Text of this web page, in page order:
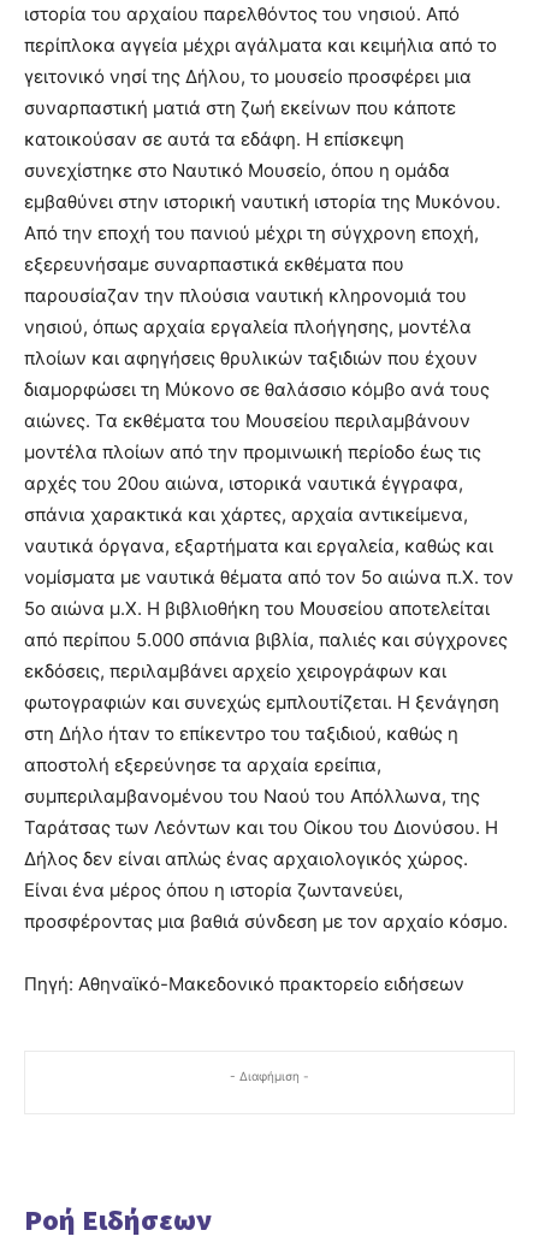
ιστορία του αρχαίου παρελθόντος του νησιού. Από
περίπλοκα αγγεία μέχρι αγάλματα και κειμήλια από το
γειτονικό νησί της Δήλου, το μουσείο προσφέρει μια
συναρπαστική ματιά στη ζωή εκείνων που κάποτε
κατοικούσαν σε αυτά τα εδάφη. Η επίσκεψη
συνεχίστηκε στο Ναυτικό Μουσείο, όπου η ομάδα
εμβαθύνει στην ιστορική ναυτική ιστορία της Μυκόνου.
Από την εποχή του πανιού μέχρι τη σύγχρονη εποχή,
εξερευνήσαμε συναρπαστικά εκθέματα που
παρουσίαζαν την πλούσια ναυτική κληρονομιά του
νησιού, όπως αρχαία εργαλεία πλοήγησης, μοντέλα
πλοίων και αφηγήσεις θρυλικών ταξιδιών που έχουν
διαμορφώσει τη Μύκονο σε θαλάσσιο κόμβο ανά τους
αιώνες. Τα εκθέματα του Μουσείου περιλαμβάνουν
μοντέλα πλοίων από την προμινωική περίοδο έως τις
αρχές του 20ου αιώνα, ιστορικά ναυτικά έγγραφα,
σπάνια χαρακτικά και χάρτες, αρχαία αντικείμενα,
ναυτικά όργανα, εξαρτήματα και εργαλεία, καθώς και
νομίσματα με ναυτικά θέματα από τον 5ο αιώνα π.Χ. τον
5ο αιώνα μ.Χ. Η βιβλιοθήκη του Μουσείου αποτελείται
από περίπου 5.000 σπάνια βιβλία, παλιές και σύγχρονες
εκδόσεις, περιλαμβάνει αρχείο χειρογράφων και
φωτογραφιών και συνεχώς εμπλουτίζεται. Η ξενάγηση
στη Δήλο ήταν το επίκεντρο του ταξιδιού, καθώς η
αποστολή εξερεύνησε τα αρχαία ερείπια,
συμπεριλαμβανομένου του Ναού του Απόλλωνα, της
Ταράτσας των Λεόντων και του Οίκου του Διονύσου. Η
Δήλος δεν είναι απλώς ένας αρχαιολογικός χώρος.
Είναι ένα μέρος όπου η ιστορία ζωντανεύει,
προσφέροντας μια βαθιά σύνδεση με τον αρχαίο κόσμο.
Πηγή: Αθηναϊκό-Μακεδονικό πρακτορείο ειδήσεων
- Διαφήμιση -
Ροή Ειδήσεων